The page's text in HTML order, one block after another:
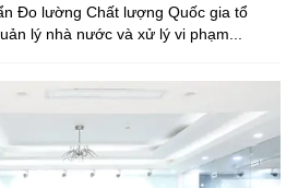
Đo lường Chất lượng Quốc gia tổ
lý nhà nước và xử lý vi phạm...